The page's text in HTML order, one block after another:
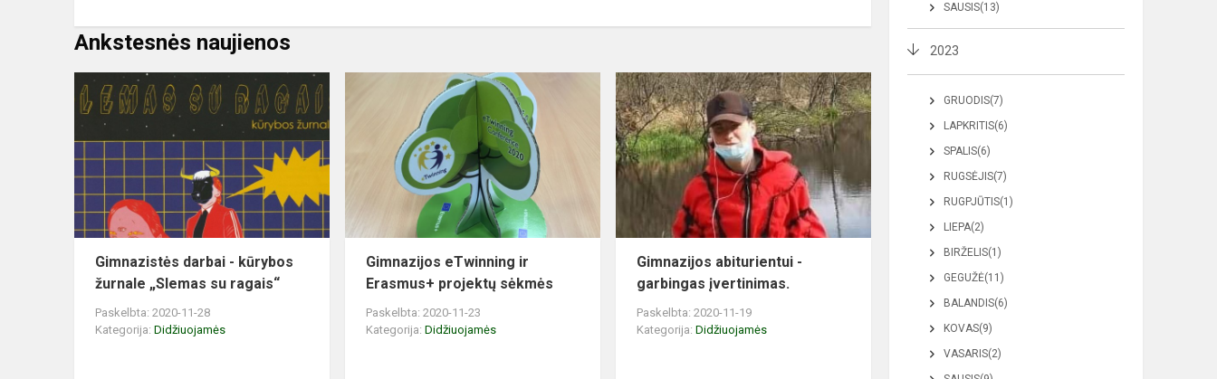
Ankstesnės naujienos
Gimnazistės darbai - kūrybos
žurnale „Slemas su ragais“
Paskelbta: 2020-11-28
Kategorija: Didžiuojamės
Gimnazijos eTwinning ir
Erasmus+ projektų sėkmės
Paskelbta: 2020-11-23
Kategorija:Didžiuojamės
Gimnazijos abiturientui -
garbingas įvertinimas.
Paskelbta: 2020-11-19
Kategorija:Didžiuojamės
SAUSIS(13)
2023
GRUODIS(7)
LAPKRITIS(6)
SPALIS(6)
RUGSĖJIS(7)
RUGPJŪTIS(1)
LIEPA(2)
BIRŽELIS(1)
GEGUŽĖ(11)
BALANDIS(6)
KOVAS(9)
VASARIS(2)